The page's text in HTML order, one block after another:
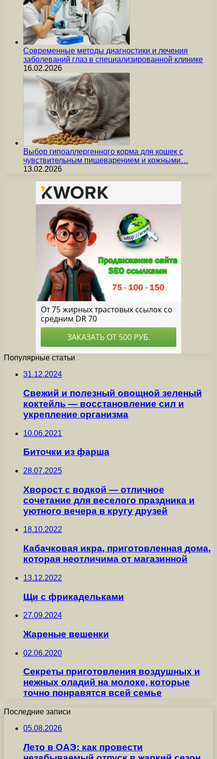
Современные методы диагностики и лечения
заболеваний глаз в специализированной клинике
16.02.2026
Выбор гипоаллергенного корма для кошек с
чувствительным пищеварением и кожными…
13.02.2026
Популярные статьи
31.12.2024
Свежий и полезный овощной зеленый
коктейль — восстановление сил и
укрепление организма
10.06.2021
Биточки из фарша
28.07.2025
Хворост с водкой — отличное
сочетание для веселого праздника и
уютного вечера в кругу друзей
18.10.2022
Кабачковая икра, приготовленная дома,
которая неотличима от магазинной
13.12.2022
Щи с фрикадельками
27.09.2024
Жареные вешенки
02.06.2020
Секреты приготовления воздушных и
нежных оладий на молоке, которые
точно понравятся всей семье
Последние записи
05.08.2026
Лето в ОАЭ: как провести